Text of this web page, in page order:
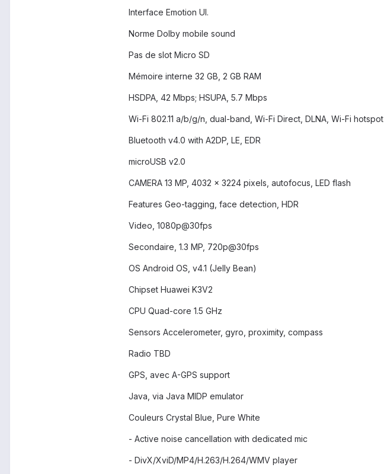
Interface Emotion UI.
Norme Dolby mobile sound
Pas de slot Micro SD
Mémoire interne 32 GB, 2 GB RAM
HSDPA, 42 Mbps; HSUPA, 5.7 Mbps
Wi-Fi 802.11 a/b/g/n, dual-band, Wi-Fi Direct, DLNA, Wi-Fi hotspot
Bluetooth v4.0 with A2DP, LE, EDR
microUSB v2.0
CAMERA 13 MP, 4032 x 3224 pixels, autofocus, LED flash
Features Geo-tagging, face detection, HDR
Video, 1080p@30fps
Secondaire, 1.3 MP, 720p@30fps
OS Android OS, v4.1 (Jelly Bean)
Chipset Huawei K3V2
CPU Quad-core 1.5 GHz
Sensors Accelerometer, gyro, proximity, compass
Radio TBD
GPS, avec A-GPS support
Java, via Java MIDP emulator
Couleurs Crystal Blue, Pure White
- Active noise cancellation with dedicated mic
- DivX/XviD/MP4/H.263/H.264/WMV player